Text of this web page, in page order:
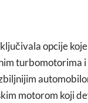
opcije
turbomotorima
motorom koji